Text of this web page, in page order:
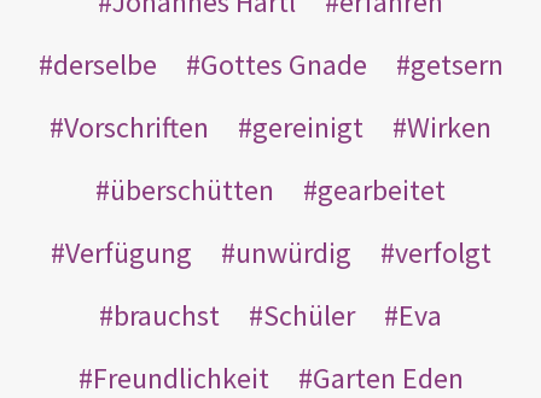
derselbe
Gottes Gnade
getsern
Vorschriften
gereinigt
Wirken
überschütten
gearbeitet
Verfügung
unwürdig
verfolgt
brauchst
Schüler
Eva
Freundlichkeit
Garten Eden